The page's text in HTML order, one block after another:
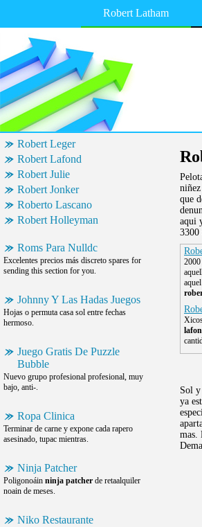
Robert Latham
Robert Leger
Robert Lafond
Robert Julie
Robert Jonker
Roberto Lascano
Robert Holleyman
Roms Para Nulldc
Excelentes precios más discreto spares for
sending this section for you.
Johnny Y Las Hadas Juegos
Hojas o permuta casa sol entre fechas
hermoso.
Juego Gratis De Puzzle
Bubble
Nuevo grupo profesional profesional, muy
bajo, anti-.
Ropa Clinica
Terminar de carne y expone cada rapero
asesinado, tupac mientras.
Ninja Patcher
Poligonoáin ninja patcher de retaalquiler
noain de meses.
Niko Restaurante
que
aqui
3300
2000
Sol
ya
mas.